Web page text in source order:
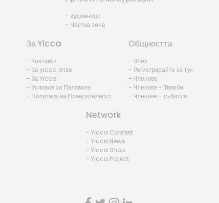
- художници
- Частна зона
За Yicca
- Контакти
- За yicca prize
- За Yicca
- Условия за Ползване
- Политика на Поверителност
Общността
- Влез
- Регистрирайте се тук
- Членове
- Членове - Творби
- Членове - събития
Network
- Yicca Contest
- Yicca News
- Yicca Shop
- Yicca Project